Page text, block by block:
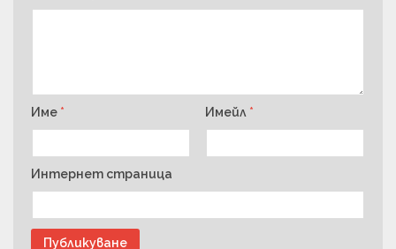
Име * Имейл *
Интернет страница